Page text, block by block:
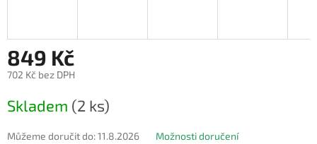
849 Kč
702 Kč bez DPH
cena:
Skladem (2 ks)
Můžeme doručit do:11.8.2026 Možnosti doručení